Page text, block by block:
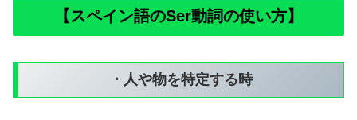
【スペイン語のSer動詞の使い方】
・人や物を特定する時